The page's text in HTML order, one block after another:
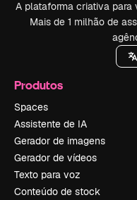
A plataforma criativa
Mais de 1 milhão de
Produtos
Spaces
Assistente de IA
Gerador de imagens
Gerador de vídeos
Texto para voz
Conteúdo de stock